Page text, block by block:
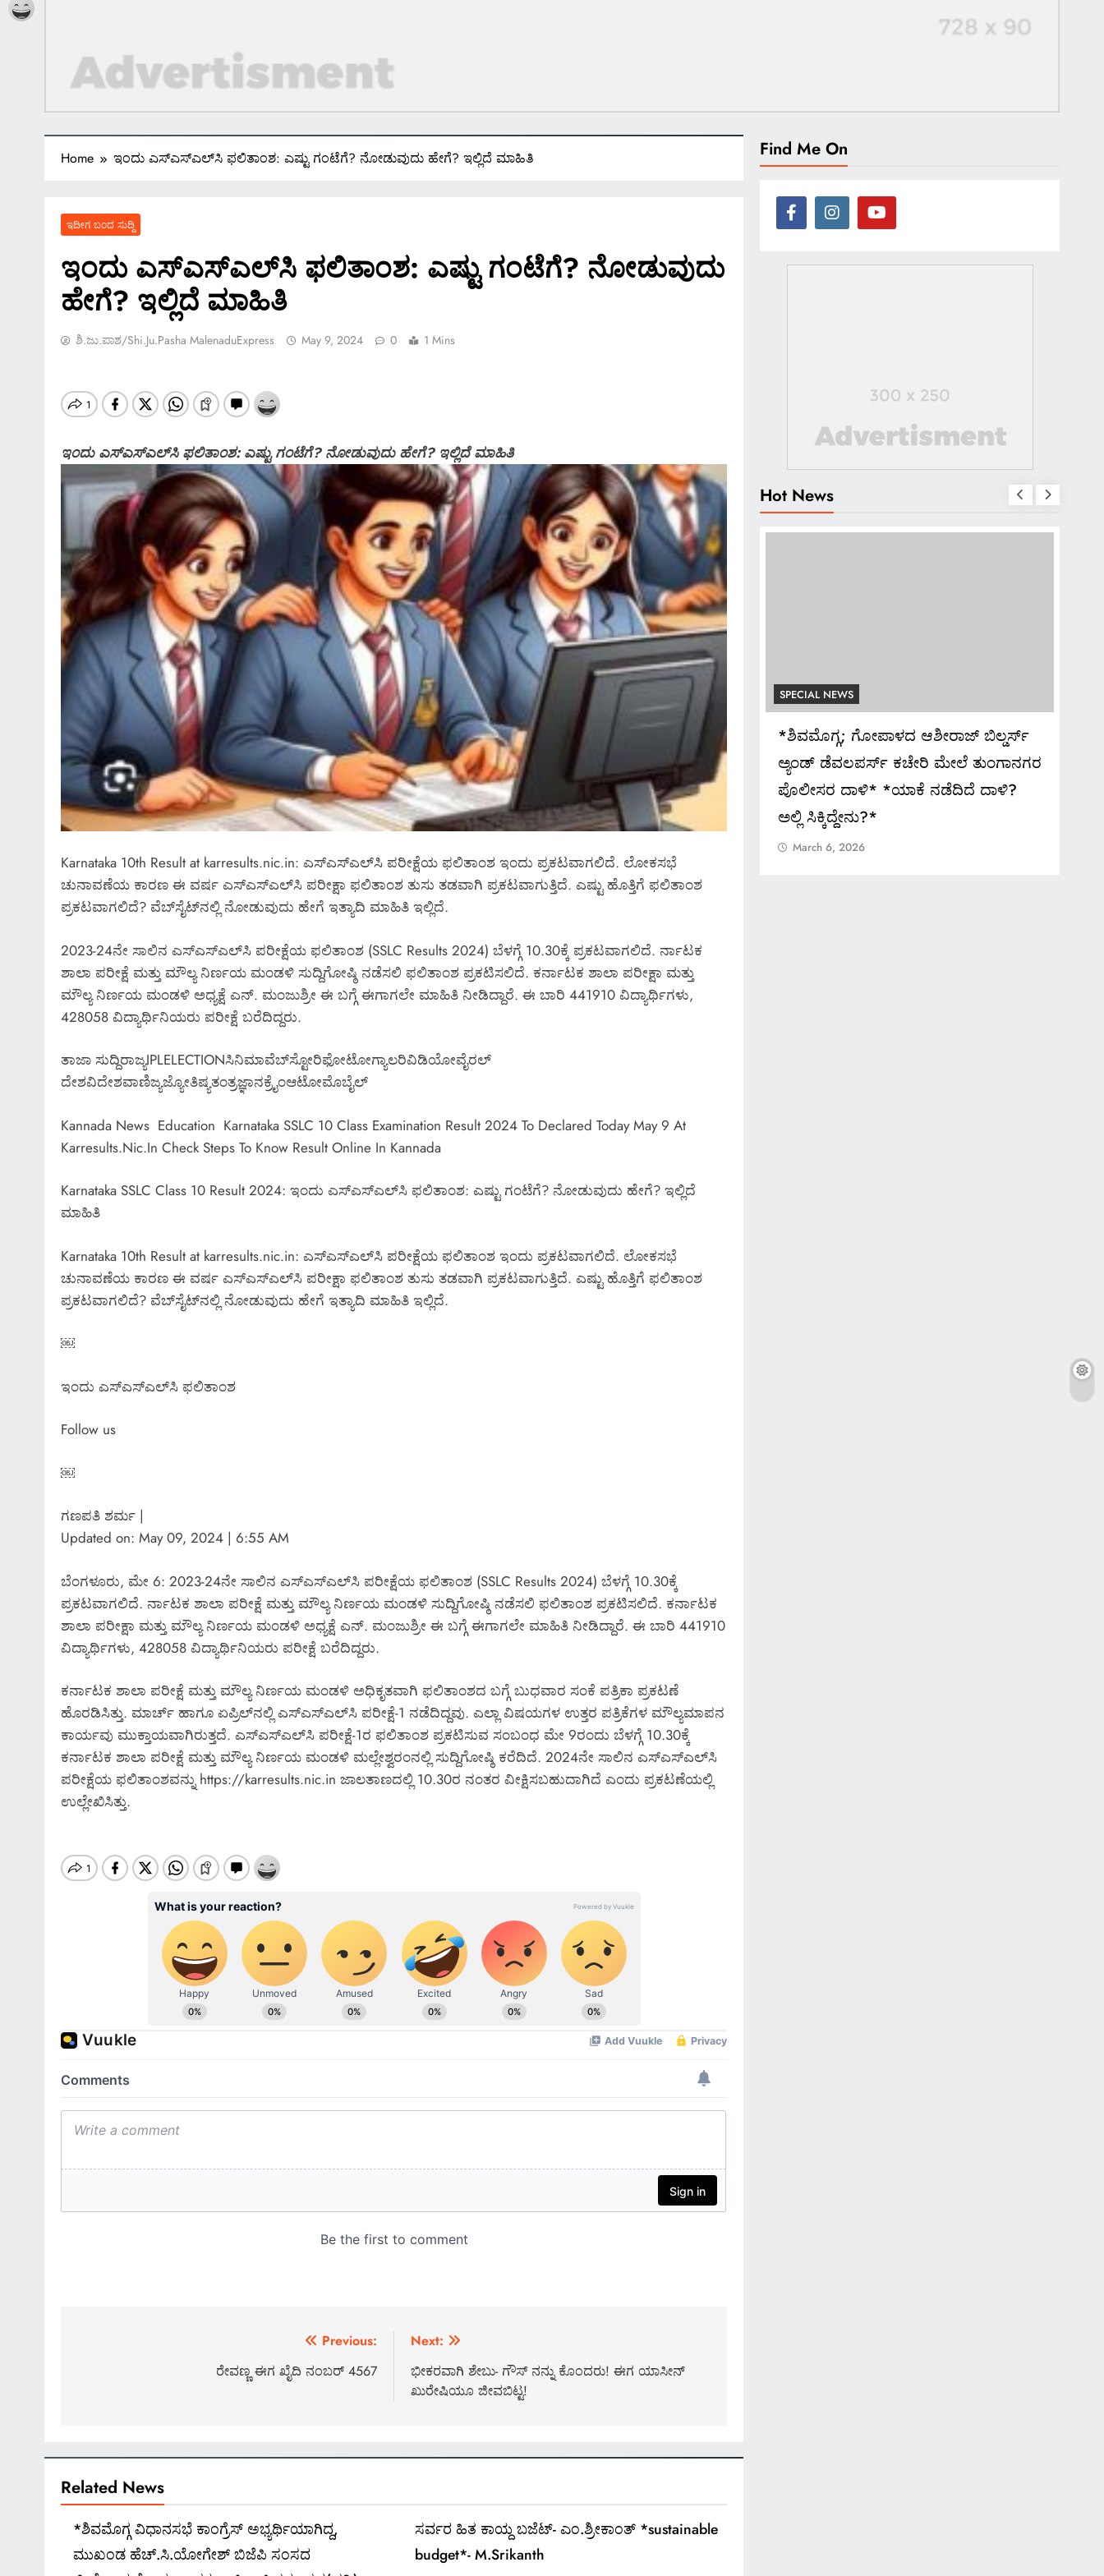
Home ಇಂದು ಎಸ್​ಎಸ್​ಎಲ್​​ಸಿ ಫಲಿತಾಂಶ: ಎಷ್ಟು ಗಂಟೆಗೆ? ನೋಡುವುದು ಹೇಗೆ? ಇಲ್ಲಿದೆ ಮಾಹಿತಿ
ಇದೀಗ ಬಂದ ಸುದ್ದಿ
ಇಂದು ಎಸ್​ಎಸ್​ಎಲ್​​ಸಿ ಫಲಿತಾಂಶ: ಎಷ್ಟು ಗಂಟೆಗೆ? ನೋಡುವುದು
ಹೇಗೆ? ಇಲ್ಲಿದೆ ಮಾಹಿತಿ
ಶಿ.ಜು.ಪಾಶ/Shi.ju.pasha MalenaduExpress May 9, 2024 0 1 Mins
ಇಂದು ಎಸ್​ಎಸ್​ಎಲ್​​ಸಿ ಫಲಿತಾಂಶ: ಎಷ್ಟು ಗಂಟೆಗೆ? ನೋಡುವುದು ಹೇಗೆ? ಇಲ್ಲಿದೆ ಮಾಹಿತಿ
Karnataka 10th Result at karresults.nic.in: ಎಸ್‌ಎಸ್‌ಎಲ್‌ಸಿ ಪರೀಕ್ಷೆಯ ಫಲಿತಾಂಶ ಇಂದು ಪ್ರಕಟವಾಗಲಿದೆ. ಲೋಕಸಭೆ
ಚುನಾವಣೆಯ ಕಾರಣ ಈ ವರ್ಷ ಎಸ್​ಎಸ್​ಎಲ್​ಸಿ ಪರೀಕ್ಷಾ ಫಲಿತಾಂಶ ತುಸು ತಡವಾಗಿ ಪ್ರಕಟವಾಗುತ್ತಿದೆ. ಎಷ್ಟು ಹೊತ್ತಿಗೆ ಫಲಿತಾಂಶ
ಪ್ರಕಟವಾಗಲಿದೆ? ವೆಬ್​ಸೈಟ್​​ನಲ್ಲಿ ನೋಡುವುದು ಹೇಗೆ ಇತ್ಯಾದಿ ಮಾಹಿತಿ ಇಲ್ಲಿದೆ.
2023-24ನೇ ಸಾಲಿನ ಎಸ್‌ಎಸ್‌ಎಲ್‌ಸಿ ಪರೀಕ್ಷೆಯ ಫಲಿತಾಂಶ (SSLC Results 2024) ಬೆಳಗ್ಗೆ 10.30ಕ್ಕೆ ಪ್ರಕಟವಾಗಲಿದೆ. ರ್ನಾಟಕ
ಶಾಲಾ ಪರೀಕ್ಷೆ ಮತ್ತು ಮೌಲ್ಯ ನಿರ್ಣಯ ಮಂಡಳಿ ಸುದ್ದಿಗೋಷ್ಠಿ ನಡೆಸಲಿ ಫಲಿತಾಂಶ ಪ್ರಕಟಿಸಲಿದೆ. ಕರ್ನಾಟಕ ಶಾಲಾ ಪರೀಕ್ಷಾ ಮತ್ತು
ಮೌಲ್ಯ ನಿರ್ಣಯ ಮಂಡಳಿ ಅಧ್ಯಕ್ಷೆ ಎನ್. ಮಂಜುಶ್ರೀ ಈ ಬಗ್ಗೆ ಈಗಾಗಲೇ ಮಾಹಿತಿ ನೀಡಿದ್ದಾರೆ. ಈ ಬಾರಿ 441910 ವಿದ್ಯಾರ್ಥಿಗಳು,
428058 ವಿದ್ಯಾರ್ಥಿನಿಯರು ಪರೀಕ್ಷೆ ಬರೆದಿದ್ದರು.
ತಾಜಾ ಸುದ್ದಿರಾಜ್ಯIPLELECTIONಸಿನಿಮಾವೆಬ್​ಸ್ಟೋರಿಫೋಟೋಗ್ಯಾಲರಿವಿಡಿಯೋವೈರಲ್​
ದೇಶವಿದೇಶವಾಣಿಜ್ಯಜ್ಯೋತಿಷ್ಯತಂತ್ರಜ್ಞಾನಕ್ರೈಂಆಟೋಮೊಬೈಲ್
Kannada News Education Karnataka SSLC 10 Class Examination Result 2024 To Declared Today May 9 At
Karresults.Nic.In Check Steps To Know Result Online In Kannada
Karnataka SSLC Class 10 Result 2024: ಇಂದು ಎಸ್​ಎಸ್​ಎಲ್​​ಸಿ ಫಲಿತಾಂಶ: ಎಷ್ಟು ಗಂಟೆಗೆ? ನೋಡುವುದು ಹೇಗೆ? ಇಲ್ಲಿದೆ
ಮಾಹಿತಿ
Karnataka 10th Result at karresults.nic.in: ಎಸ್‌ಎಸ್‌ಎಲ್‌ಸಿ ಪರೀಕ್ಷೆಯ ಫಲಿತಾಂಶ ಇಂದು ಪ್ರಕಟವಾಗಲಿದೆ. ಲೋಕಸಭೆ
ಚುನಾವಣೆಯ ಕಾರಣ ಈ ವರ್ಷ ಎಸ್​ಎಸ್​ಎಲ್​ಸಿ ಪರೀಕ್ಷಾ ಫಲಿತಾಂಶ ತುಸು ತಡವಾಗಿ ಪ್ರಕಟವಾಗುತ್ತಿದೆ. ಎಷ್ಟು ಹೊತ್ತಿಗೆ ಫಲಿತಾಂಶ
ಪ್ರಕಟವಾಗಲಿದೆ? ವೆಬ್​ಸೈಟ್​​ನಲ್ಲಿ ನೋಡುವುದು ಹೇಗೆ ಇತ್ಯಾದಿ ಮಾಹಿತಿ ಇಲ್ಲಿದೆ.
￼
ಇಂದು ಎಸ್​ಎಸ್​ಎಲ್​​ಸಿ ಫಲಿತಾಂಶ
Follow us
￼
ಗಣಪತಿ ಶರ್ಮ |
Updated on: May 09, 2024 | 6:55 AM
ಬೆಂಗಳೂರು, ಮೇ 6: 2023-24ನೇ ಸಾಲಿನ ಎಸ್‌ಎಸ್‌ಎಲ್‌ಸಿ ಪರೀಕ್ಷೆಯ ಫಲಿತಾಂಶ (SSLC Results 2024) ಬೆಳಗ್ಗೆ 10.30ಕ್ಕೆ
ಪ್ರಕಟವಾಗಲಿದೆ. ರ್ನಾಟಕ ಶಾಲಾ ಪರೀಕ್ಷೆ ಮತ್ತು ಮೌಲ್ಯ ನಿರ್ಣಯ ಮಂಡಳಿ ಸುದ್ದಿಗೋಷ್ಠಿ ನಡೆಸಲಿ ಫಲಿತಾಂಶ ಪ್ರಕಟಿಸಲಿದೆ. ಕರ್ನಾಟಕ
ಶಾಲಾ ಪರೀಕ್ಷಾ ಮತ್ತು ಮೌಲ್ಯ ನಿರ್ಣಯ ಮಂಡಳಿ ಅಧ್ಯಕ್ಷೆ ಎನ್. ಮಂಜುಶ್ರೀ ಈ ಬಗ್ಗೆ ಈಗಾಗಲೇ ಮಾಹಿತಿ ನೀಡಿದ್ದಾರೆ. ಈ ಬಾರಿ 441910
ವಿದ್ಯಾರ್ಥಿಗಳು, 428058 ವಿದ್ಯಾರ್ಥಿನಿಯರು ಪರೀಕ್ಷೆ ಬರೆದಿದ್ದರು.
ಕರ್ನಾಟಕ ಶಾಲಾ ಪರೀಕ್ಷೆ ಮತ್ತು ಮೌಲ್ಯ ನಿರ್ಣಯ ಮಂಡಳಿ ಅಧಿಕೃತವಾಗಿ ಫಲಿತಾಂಶದ ಬಗ್ಗೆ ಬುಧವಾರ ಸಂಕೆ ಪತ್ರಿಕಾ ಪ್ರಕಟಣೆ
ಹೊರಡಿಸಿತ್ತು. ಮಾರ್ಚ್ ಹಾಗೂ ಏಪ್ರಿಲ್​ನಲ್ಲಿ ಎಸ್‌ಎಸ್‌ಎಲ್‌ಸಿ ಪರೀಕ್ಷೆ-1 ನಡೆದಿದ್ದವು. ಎಲ್ಲಾ ವಿಷಯಗಳ ಉತ್ತರ ಪತ್ರಿಕೆಗಳ ಮೌಲ್ಯಮಾಪನ
ಕಾರ್ಯವು ಮುಕ್ತಾಯವಾಗಿರುತ್ತದೆ. ಎಸ್‌ಎಸ್‌ಎಲ್‌ಸಿ ಪರೀಕ್ಷೆ-1ರ ಫಲಿತಾಂಶ ಪ್ರಕಟಿಸುವ ಸಂಬಂಧ ಮೇ 9ರಂದು ಬೆಳಗ್ಗೆ 10.30ಕ್ಕೆ
ಕರ್ನಾಟಕ ಶಾಲಾ ಪರೀಕ್ಷೆ ಮತ್ತು ಮೌಲ್ಯ ನಿರ್ಣಯ ಮಂಡಳಿ ಮಲ್ಲೇಶ್ವರಂನಲ್ಲಿ ಸುದ್ದಿಗೋಷ್ಠಿ ಕರೆದಿದೆ. 2024ನೇ ಸಾಲಿನ ಎಸ್‌ಎಸ್‌ಎಲ್‌ಸಿ
ಪರೀಕ್ಷೆಯ ಫಲಿತಾಂಶವನ್ನು https://karresults.nic.in ಜಾಲತಾಣದಲ್ಲಿ 10.30ರ ನಂತರ ವೀಕ್ಷಿಸಬಹುದಾಗಿದೆ ಎಂದು ಪ್ರಕಟಣೆಯಲ್ಲಿ
ಉಲ್ಲೇಖಿಸಿತ್ತು.
Previous:
ರೇವಣ್ಣ ಈಗ ಖೈದಿ ನಂಬರ್ 4567
Next:
ಭೀಕರವಾಗಿ ಶೇಬು- ಗೌಸ್ ನನ್ನು ಕೊಂದರು! ಈಗ ಯಾಸೀನ್
ಖುರೇಷಿಯೂ ಜೀವಬಿಟ್ಟ!
Related News
*ಶಿವಮೊಗ್ಗ ವಿಧಾನಸಭೆ ಕಾಂಗ್ರೆಸ್ ಅಭ್ಯರ್ಥಿಯಾಗಿದ್ದ,
ಮುಖಂಡ ಹೆಚ್.ಸಿ.ಯೋಗೇಶ್ ಬಿಜೆಪಿ ಸಂಸದ
ಸರ್ವರ ಹಿತ ಕಾಯ್ದ ಬಜೆಟ್- ಎಂ.ಶ್ರೀಕಾಂತ್ *sustainable
budget*- M.Srikanth
Find Me On
Hot News
SPECIAL NEWS
*ಶಿವಮೊಗ್ಗ ಸಿಮ್ಸ್ ವಿಶೇಷ ಸುದ್ದಿ…*
*ಡಾ.ಅಶ್ವಿನ್ ಹೆಬ್ಬಾರ್ ಅಮಾನತು ವಾಪಸ್
ಆದೇಶ ರದ್ದು* *ಲೈಂಗಿಕ ಕಿರುಕುಳ ಕ್ರಮಕ್ಕೆ
ಸೂಚನೆ ನೀಡಿದ ಹೈಕೋರ್ಟ್* *ಡಾ.ಅಶ್ವಿನ್
ಏನು?*
March 6, 2026
SPECIAL NEWS
*ಶಿವಮೊಗ್ಗ; ಗೋಪಾಳದ ಆಶೀರಾಜ್ ಬಿಲ್ಡರ್ಸ್
ಅ್ಯಂಡ್ ಡೆವಲಪರ್ಸ್ ಕಚೇರಿ ಮೇಲೆ ತುಂಗಾನಗರ
ಪೊಲೀಸರ ದಾಳಿ* *ಯಾಕೆ ನಡೆದಿದೆ ದಾಳಿ?
ಅಲ್ಲಿ ಸಿಕ್ಕಿದ್ದೇನು?*
SPECIAL NEWS
ಅದ್ಧೂರಿ ಸ್ವಾಗತ ಬೇಡ: ಸಚಿವ ಮಧು ಬಂಗಾರಪ್ಪ
ಸೂಚನೆ
March 6, 2026